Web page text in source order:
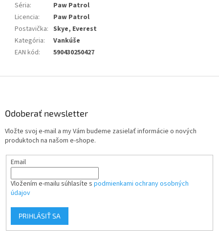
Séria:
Paw Patrol
Licencia:
Paw Patrol
Postavička: Skye, Everest
Kategória:
Vankúše
EAN kód: 590430250427
Odoberať newsletter
Vložte svoj e-mail a my Vám budeme zasielať informácie o nových
produktoch na našom e-shope.
Email
Vložením e-mailu súhlasíte s podmienkami ochrany osobných
údajov
PRIHLÁSIŤ SA